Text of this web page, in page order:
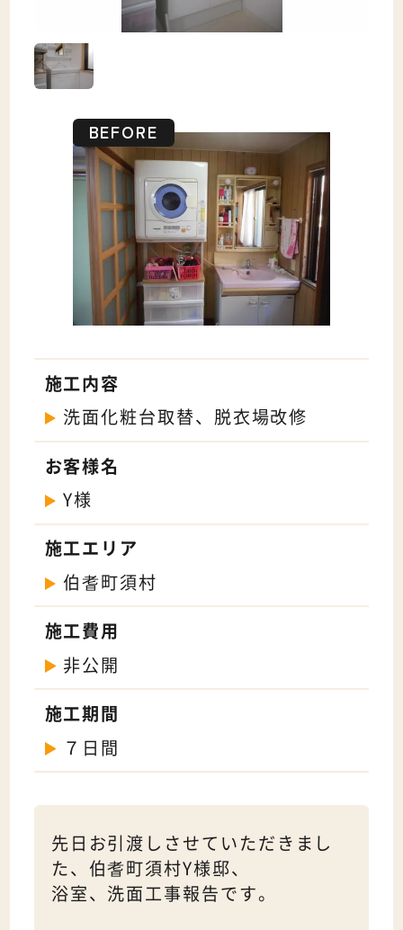
施工内容
洗面化粧台取替、脱衣場改修
お客様名
Y様
施工エリア
伯耆町須村
施工費用
非公開
施工期間
７日間
先日お引渡しさせていただきまし
た、伯耆町須村Y様邸、
浴室、洗面工事報告です。